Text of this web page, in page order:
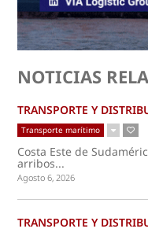
NOTICIAS
TRANSPORTE Y
Transporte marítimo
Costa Este de
arribos...
Agosto 6, 2026
TRANSPORTE Y